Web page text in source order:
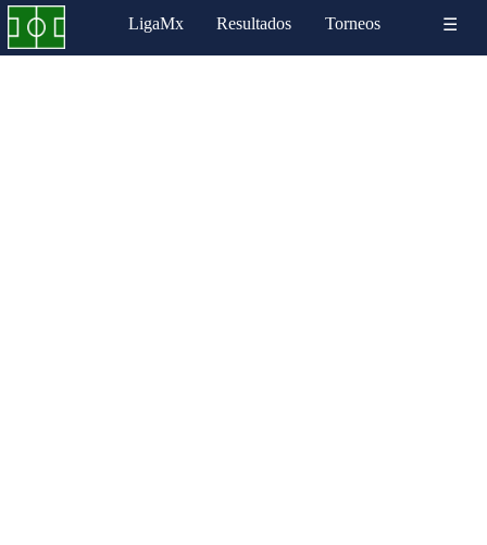
LigaMx Resultados Torneos ☰